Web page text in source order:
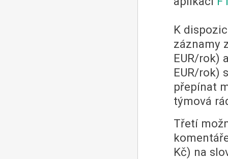
K
záznamy
EUR/rok)
EUR/rok)
přepínat
týmová
Třetí
Kč) na